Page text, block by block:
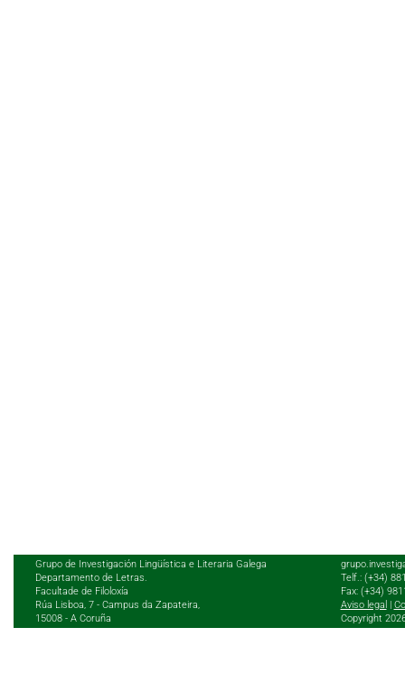
Grupo de Investigación Lingüística e Literaria Galega
Departamento de Letras.
Facultade de Filoloxía
Rúa Lisboa, 7 - Campus da Zapateira,
15008 - A Coruña
Telf.: (+34)
Fax: (+34)
Aviso legal
Copyright